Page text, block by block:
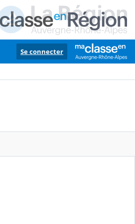
Se connecter